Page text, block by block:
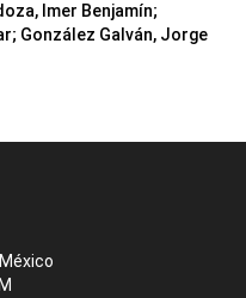
Imer Benjamín;
; González Galván, Jorge